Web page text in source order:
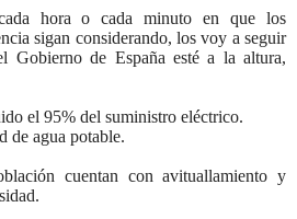
hora o cada minuto en que los
sigan considerando, los voy a seguir
Gobierno de España esté a la altura,
el 95% del suministro eléctrico.
de agua potable.
cuentan con avituallamiento y